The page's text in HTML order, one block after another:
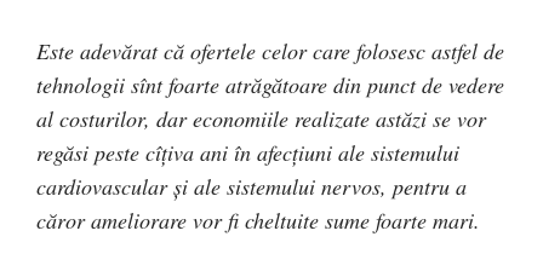
Este adevărat că ofertele celor care folosesc astfel de
tehnologii sînt foarte atrăgătoare din punct de vedere
al costurilor, dar economiile realizate astăzi se vor
regăsi peste cîțiva ani în afecțiuni ale sistemului
cardiovascular și ale sistemului nervos, pentru a
căror ameliorare vor fi cheltuite sume foarte mari.